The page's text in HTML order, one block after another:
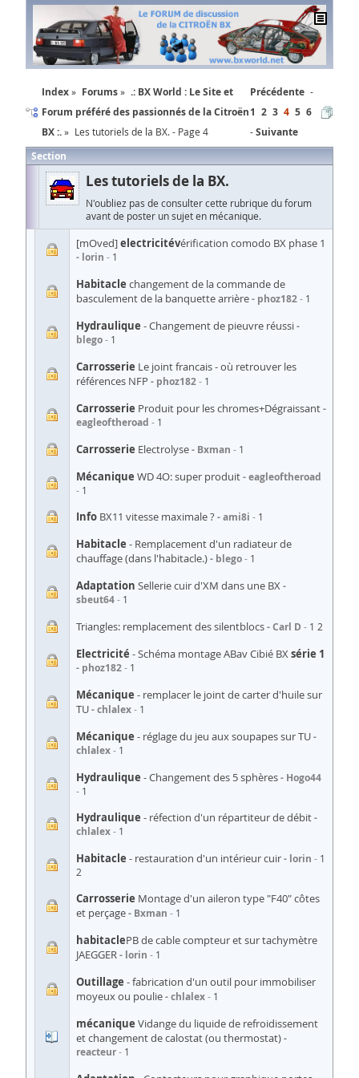
Index Forums
.: BX World : Le Site et
Forum préféré des passionnés de la Citroën
BX :.
Les tutoriels de la BX. - Page 4
Précédente
1 2 3 4 5 6
Suivante
Section
Les tutoriels de la BX.
N'oubliez pas de consulter cette rubrique du forum
avant de poster un sujet en mécanique.
[mOved]electricitévérification comodo BX phase 1
lorin 1
Habitacle changement de la commande de
basculement de la banquette arrière
phoz182 1
Hydraulique - Changement de pieuvre réussi
blego 1
Carrosserie Le joint francais - où retrouver les
références NFP
phoz182 1
Carrosserie Produit pour les chromes+Dégraissant
eagleoftheroad 1
Carrosserie Electrolyse Bxman 1
Mécanique WD 4O: super produit eagleoftheroad
1
Info BX11 vitesse maximale ? ami8i 1
Habitacle - Remplacement d'un radiateur de
chauffage (dans l'habitacle.)
blego 1
Adaptation Sellerie cuir d'XM dans une BX
sbeut64 1
Triangles: remplacement des silentblocs Carl D 1 2
Electricité - Schéma montage ABav Cibié BXsérie 1
phoz182 1
Mécanique - remplacer le joint de carter d'huile sur
TU chlalex 1
Mécanique - réglage du jeu aux soupapes sur TU
chlalex 1
Hydraulique - Changement des 5 sphères Hogo44
1
Hydraulique - réfection d'un répartiteur de débit
chlalex 1
Habitacle - restauration d'un intérieur cuir lorin
1
2
Carrosserie Montage d'un aileron type "F40" côtes
et perçage
Bxman 1
habitaclePB de cable compteur et sur tachymètre
JAEGGER
lorin 1
Outillage - fabrication d'un outil pour immobiliser
moyeux ou poulie chlalex 1
mécanique Vidange du liquide de refroidissement
et changement de calostat (ou thermostat)
reacteur 1